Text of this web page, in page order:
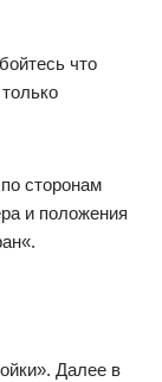
что
сторонам
и положения
Далее в